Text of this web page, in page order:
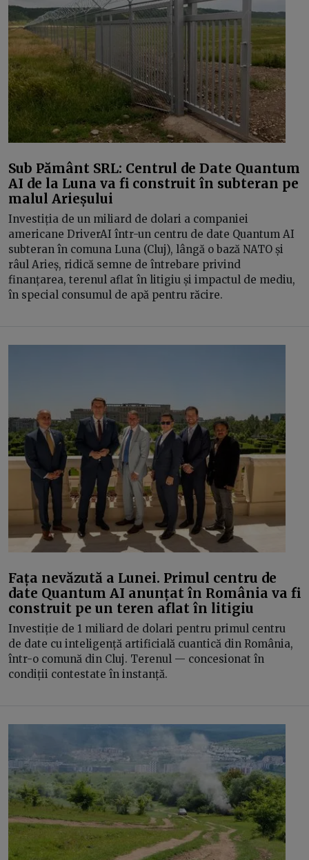
Sub Pământ SRL: Centrul de Date Quantum
AI de la Luna va fi construit în subteran pe
malul Arieșului
Investiția de un miliard de dolari a companiei
americane DriverAI într-un centru de date Quantum AI
subteran în comuna Luna (Cluj), lângă o bază NATO și
râul Arieș, ridică semne de întrebare privind
finanțarea, terenul aflat în litigiu și impactul de mediu,
în special consumul de apă pentru răcire.
Fața nevăzută a Lunei. Primul centru de
date Quantum AI anunțat în România va fi
construit pe un teren aflat în litigiu
Investiție de 1 miliard de dolari pentru primul centru
de date cu inteligență artificială cuantică din România,
într-o comună din Cluj. Terenul — concesionat în
condiții contestate în instanță.